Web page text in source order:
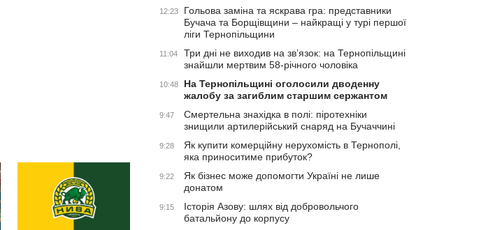
12:23
Гольова заміна та яскрава гра: представники
Бучача та Борщівщини – найкращі у турі першої
ліги Тернопільщини
11:04
Три дні не виходив на зв’язок: на Тернопільщині
знайшли мертвим 58-річного чоловіка
10:48
На Тернопільщині оголосили дводенну
жалобу за загиблим старшим сержантом
9:47
Смертельна знахідка в полі: піротехніки
знищили артилерійський снаряд на Бучаччині
9:28
Як купити комерційну нерухомість в Тернополі,
яка приноситиме прибуток?
9:22
Як бізнес може допомогти Україні не лише
донатом
9:15
Історія Азову: шлях від добровольчого
батальйону до корпусу